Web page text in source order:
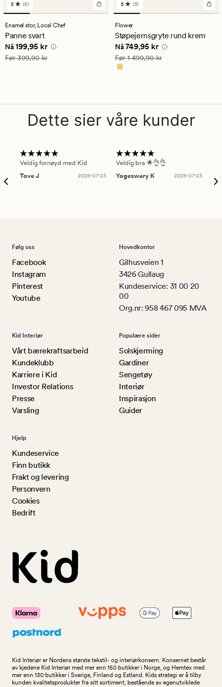
5
anmeldelser
med
en
gjennomsnittlig
vurdering
på
5
5 (5)
Enamel stor, Local Chef
Panne svart
Nåværende pris
Nå199,95 kr
Vanlig pris 399,90 kr
Før399,90 kr
3
anmeldelser
med
en
gjennomsnittlig
vurdering
på
5
5 (3)
Flower
Støpejernsgryte rund krem
Nåværende pris
Nå749,95 kr
Vanlig pris 1 499,90 kr
Før1 499,90 kr
Dette sier våre kunder
Veldig fornøyd med Kid
Tove J
2026-07-23
Veldig bra 🌟👌👌
Yogeswary K
2026-07-23
Følg oss
Facebook
Instagram
Pinterest
Youtube
Hovedkontor
Gilhusveien 1
3426 Gullaug
Kundeservice: 31 00 20
00
Org.nr: 958 467 095 MVA
Kid Interiør
Vårt bærekraftsarbeid
Kundeklubb
Karriere i Kid
Investor Relations
Presse
Varsling
Populære sider
Solskjerming
Gardiner
Sengetøy
Interiør
Inspirasjon
Guider
Hjelp
Kundeservice
Finn butikk
Frakt og levering
Personvern
Cookies
Bedrift
Kid Interiør er Nordens største tekstil- og interiørkonsern. Konsernet består
av kjedene Kid Interiør med mer enn 150 butikker i Norge, og Hemtex med
mer enn 130 butikker i Sverige, Finland og Estland. Kids strategi er å tilby
kunden kvalitetsprodukter fra sitt sortiment, bestående av egenutviklede